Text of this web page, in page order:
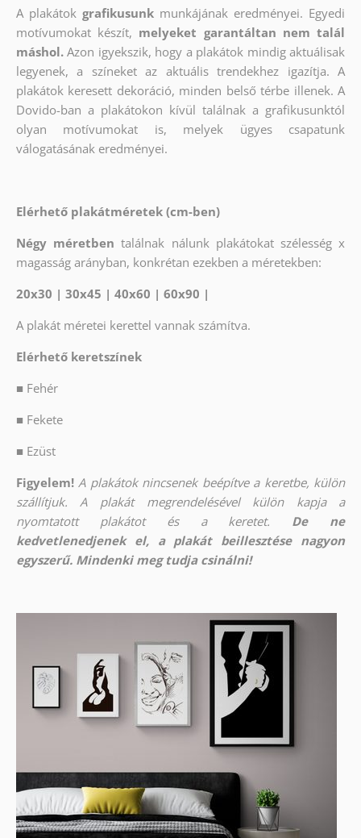
A plakátok grafikusunk munkájának eredményei. Egyedi
motívumokat készít, melyeket garantáltan nem talál
máshol. Azon igyekszik, hogy a plakátok mindig aktuálisak
legyenek, a színeket az aktuális trendekhez igazítja. A
plakátok keresett dekoráció, minden belső térbe illenek. A
Dovido-ban a plakátokon kívül találnak a grafikusunktól
olyan motívumokat is, melyek ügyes csapatunk
válogatásának eredményei.
Elérhető plakátméretek (cm-ben)
Négy méretben találnak nálunk plakátokat szélesség x
magasság arányban, konkrétan ezekben a méretekben:
20x30 | 30x45 | 40x60 | 60x90 |
A plakát méretei kerettel vannak számítva.
Elérhető keretszínek
■ Fehér
■ Fekete
■ Ezüst
Figyelem! A plakátok nincsenek beépítve a keretbe, külön
szállítjuk. A plakát megrendelésével külön kapja a
nyomtatott plakátot és a keretet.
De ne
kedvetlenedjenek el, a plakát beillesztése nagyon
egyszerű. Mindenki meg tudja csinálni!